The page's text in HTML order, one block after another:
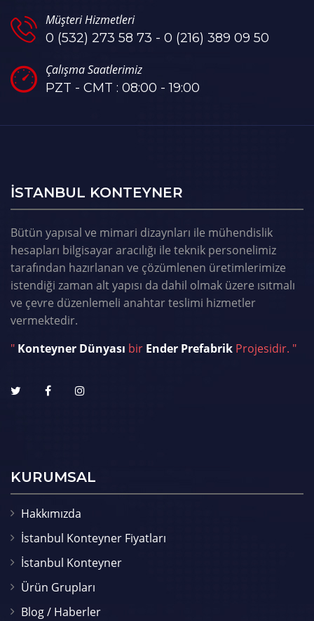
Müşteri Hizmetleri
0 (532) 273 58 73 - 0 (216) 389 09 50
Çalışma Saatlerimiz
PZT - CMT : 08:00 - 19:00
ISTANBUL KONTEYNER
Bütün yapısal ve mimari dizaynları ile mühendislik
hesapları bilgisayar aracılığı ile teknik personelimiz
tarafından hazırlanan ve çözümlenen üretimlerimize
istendiği zaman alt yapısı da dahil olmak üzere ısıtmalı
ve çevre düzenlemeli anahtar teslimi hizmetler
vermektedir.
" Konteyner Dünyası bir Ender Prefabrik Projesidir. "
KURUMSAL
Hakkımızda
İstanbul Konteyner Fiyatları
İstanbul Konteyner
Ürün Grupları
Blog / Haberler